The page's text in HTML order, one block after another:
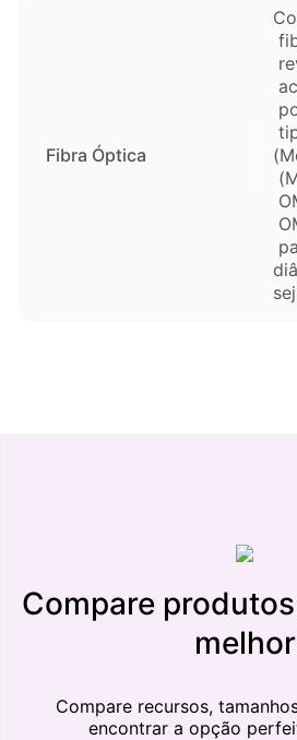
Fibra Óptica
Compare
melhor
Compare recursos,
encontrar a opção